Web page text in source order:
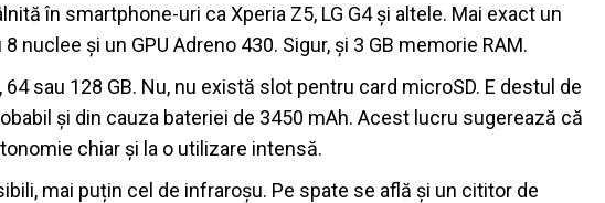
în smartphone-uri ca Xperia Z5, LG G4 și altele. Mai exact un
nuclee și un GPU Adreno 430. Sigur, și 3 GB memorie RAM.
sau 128 GB. Nu, nu există slot pentru card microSD. E destul de
și din cauza bateriei de 3450 mAh. Acest lucru sugerează că
chiar și la o utilizare intensă.
mai puțin cel de infraroșu. Pe spate se află și un cititor de